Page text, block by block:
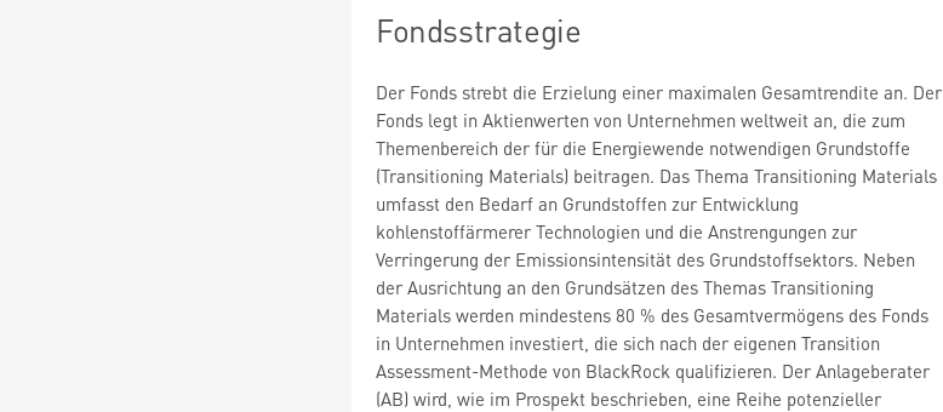
Fondsstrategie
Der Fonds strebt die Erzielung einer maximalen Gesamtrendite an. Der
Fonds legt in Aktienwerten von Unternehmen weltweit an, die zum
Themenbereich der für die Energiewende notwendigen Grundstoffe
(Transitioning Materials) beitragen. Das Thema Transitioning Materials
umfasst den Bedarf an Grundstoffen zur Entwicklung
kohlenstoffärmerer Technologien und die Anstrengungen zur
Verringerung der Emissionsintensität des Grundstoffsektors. Neben
der Ausrichtung an den Grundsätzen des Themas Transitioning
Materials werden mindestens 80 % des Gesamtvermögens des Fonds
in Unternehmen investiert, die sich nach der eigenen Transition
Assessment-Methode von BlackRock qualifizieren. Der Anlageberater
(AB) wird, wie im Prospekt beschrieben, eine Reihe potenzieller